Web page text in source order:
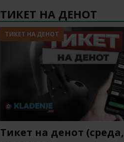
ТИКЕТ НА ДЕНОТ
ТИКЕТ НА ДЕНОТ
Тикет на денот (среда,